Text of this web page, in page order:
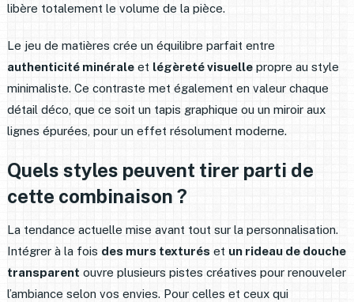
libère totalement le volume de la pièce.
Le jeu de matières crée un équilibre parfait entre
authenticité minéraleet légèreté visuellepropre au style
minimaliste. Ce contraste met également en valeur chaque
détail déco, que ce soit un tapis graphique ou un miroir aux
lignes épurées, pour un effet résolument moderne.
Quels styles peuvent tirer parti de
cette combinaison ?
La tendance actuelle mise avant tout sur la personnalisation.
Intégrer à la fois des murs texturés et un rideau de douche
transparent ouvre plusieurs pistes créatives pour renouveler
l’ambiance selon vos envies. Pour celles et ceux qui